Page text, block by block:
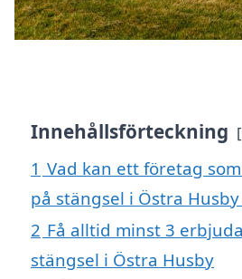
Innehållsförteckning
1 Vad kan ett företag
på stängsel i Östra
2 Få alltid minst 3
stängsel i Östra Husby